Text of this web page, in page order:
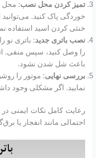
تمیز کردن محل نصب: محل
خوردگی پاک کنید.
خنثی کردن اسید استفاده
نصب باتری جدید: باتری نو
را وصل کنید، سپس منفی.
باعث شل شدن نشود.
بررسی نهایی: موتور را
نمایید. اگر مشکلی وجود
رعایت کامل نکات ایمنی
احتمالی مانند انفجار یا